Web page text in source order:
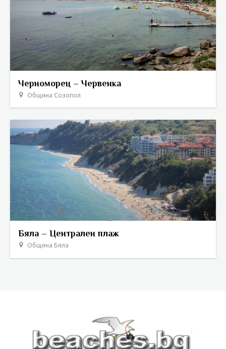
Черноморец – Червенка
Община Созопол
Бяла – Централен плаж
Община Бяла